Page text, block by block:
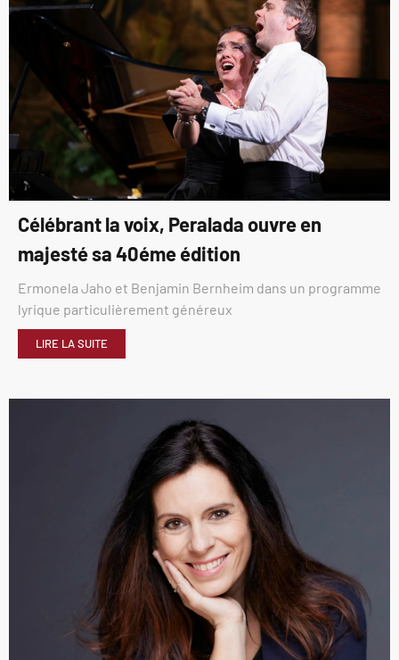
Célébrant la voix, Peralada ouvre en
majesté sa 40éme édition
Ermonela Jaho et Benjamin Bernheim dans un programme
lyrique particulièrement généreux
LIRE LA SUITE